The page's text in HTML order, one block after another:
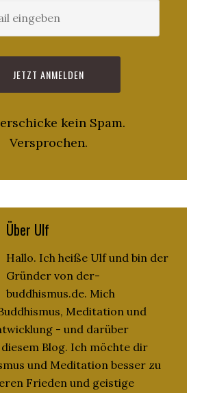
kein Spam.
Versprochen.
Über Ulf
Hallo. Ich heiße Ulf und bin der
Gründer von der-
buddhismus.de. Mich
Meditation und
- und darüber
Blog. Ich möchte dir
und Meditation besser zu
Frieden und geistige